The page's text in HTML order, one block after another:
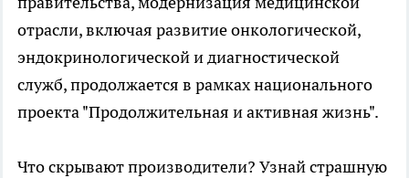
отрасли, включая развитие онкологической,
эндокринологической и диагностической
служб, продолжается в рамках национального
проекта "Продолжительная и активная жизнь".
Что скрывают производители? Узнай страшную